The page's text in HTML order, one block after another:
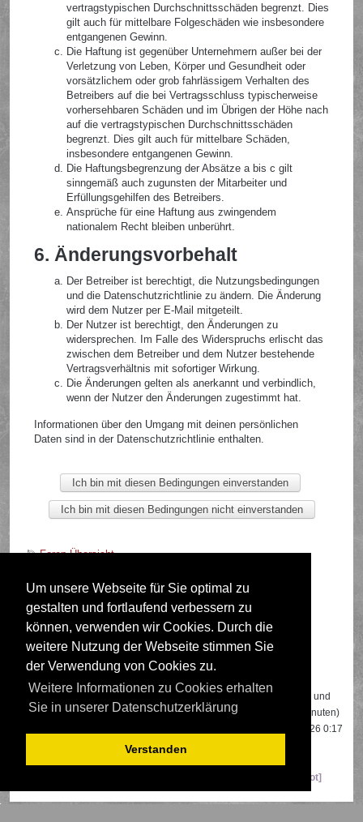
Um unsere Webseite für Sie optimal zu
gestalten und fortlaufend verbessern zu
können, verwenden wir Cookies. Durch die
weitere Nutzung der Webseite stimmen Sie
der Verwendung von Cookies zu.
Weitere Informationen zu Cookies erhalten
Sie in unserer Datenschutzerklärung
Verstanden
vertragstypischen Durchschnittsschäden begrenzt. Dies
gilt auch für mittelbare Folgeschäden wie insbesondere
entgangenen Gewinn.
Die Haftung ist gegenüber Unternehmern außer bei der
Verletzung von Leben, Körper und Gesundheit oder
vorsätzlichem oder grob fahrlässigem Verhalten des
Betreibers auf die bei Vertragsschluss typischerweise
vorhersehbaren Schäden und im Übrigen der Höhe nach
auf die vertragstypischen Durchschnittsschäden
begrenzt. Dies gilt auch für mittelbare Schäden,
insbesondere entgangenen Gewinn.
Die Haftungsbegrenzung der Absätze a bis c gilt
sinngemäß auch zugunsten der Mitarbeiter und
Erfüllungsgehilfen des Betreibers.
Ansprüche für eine Haftung aus zwingendem
nationalem Recht bleiben unberührt.
6. Änderungsvorbehalt
Der Betreiber ist berechtigt, die Nutzungsbedingungen
und die Datenschutzrichtlinie zu ändern. Die Änderung
wird dem Nutzer per E-Mail mitgeteilt.
Der Nutzer ist berechtigt, den Änderungen zu
widersprechen. Im Falle des Widerspruchs erlischt das
zwischen dem Betreiber und dem Nutzer bestehende
Vertragsverhältnis mit sofortiger Wirkung.
Die Änderungen gelten als anerkannt und verbindlich,
wenn der Nutzer den Änderungen zugestimmt hat.
Informationen über den Umgang mit deinen persönlichen
Daten sind in der Datenschutzrichtlinie enthalten.
Foren-Übersicht
Deutsche Übersetzung durchphpBB.de
Wer ist online?
Insgesamt sind684Besucher online: 3 registrierte, 0 unsichtbare und
681 Gäste (basierend auf den aktiven Besuchern der letzten 5 Minuten)
Besuchern, die am 13.04.2026 0:17
gleichzeitig online waren.
Majestic-12 [Bot]